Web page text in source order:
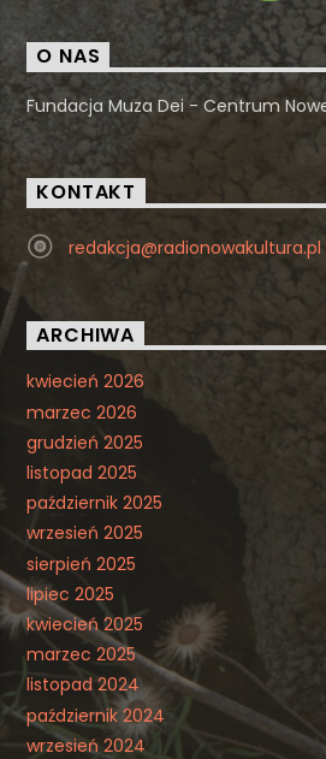
O NAS
Fundacja Muza Dei - Centrum
KONTAKT
redakcja@radionowakultura.pl
ARCHIWA
kwiecień 2026
marzec 2026
grudzień 2025
listopad 2025
październik 2025
wrzesień 2025
sierpień 2025
lipiec 2025
kwiecień 2025
marzec 2025
listopad 2024
październik 2024
wrzesień 2024